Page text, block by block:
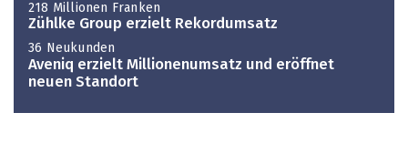
218 Millionen Franken
Zühlke Group erzielt Rekordumsatz
36 Neukunden
Aveniq erzielt Millionenumsatz und eröffnet
neuen Standort